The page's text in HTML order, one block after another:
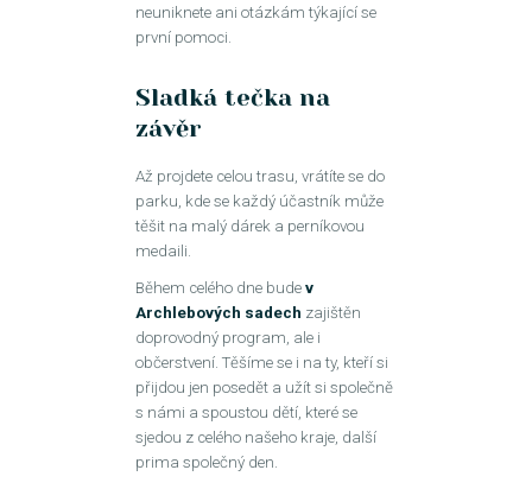
neuniknete ani otázkám týkající se
první pomoci.
Sladká tečka na
závěr
Až projdete celou trasu, vrátíte se do
parku, kde se každý účastník může
těšit na malý dárek a perníkovou
medaili.
Během celého dne bude v
Archlebových sadech zajištěn
doprovodný program, ale i
občerstvení. Těšíme se i na ty, kteří si
přijdou jen posedět a užít si společně
s námi a spoustou dětí, které se
sjedou z celého našeho kraje, další
prima společný den.